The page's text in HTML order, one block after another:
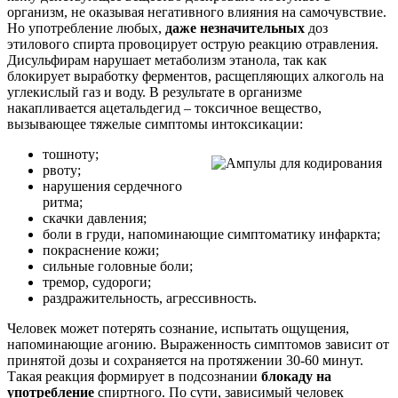
организм, не оказывая негативного влияния на самочувствие.
Но употребление любых, даже незначительных доз
этилового спирта провоцирует острую реакцию отравления.
Дисульфирам нарушает метаболизм этанола, так как
блокирует выработку ферментов, расщепляющих алкоголь на
углекислый газ и воду. В результате в организме
накапливается ацетальдегид – токсичное вещество,
вызывающее тяжелые симптомы интоксикации:
тошноту;
рвоту;
нарушения сердечного
ритма;
скачки давления;
боли в груди, напоминающие симптоматику инфаркта;
покраснение кожи;
сильные головные боли;
тремор, судороги;
раздражительность, агрессивность.
Человек может потерять сознание, испытать ощущения,
напоминающие агонию. Выраженность симптомов зависит от
принятой дозы и сохраняется на протяжении 30-60 минут.
Такая реакция формирует в подсознании блокаду на
употребление спиртного. По сути, зависимый человек